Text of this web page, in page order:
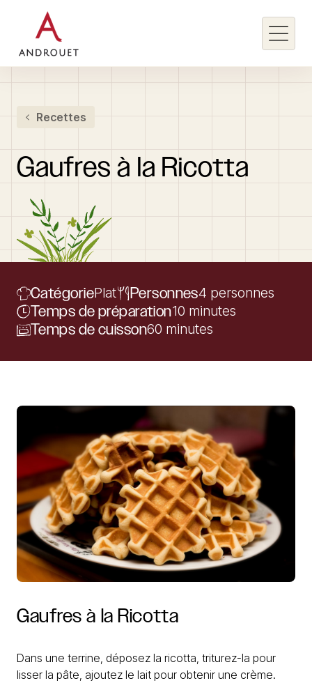
Rechercher un mot clé
Recettes
Gaufres à la Ricotta
CatégoriePlat Personnes4 personnes
Temps de préparation10 minutes
Temps de cuisson60 minutes
Gaufres à la Ricotta
Dans une terrine, déposez la ricotta, triturez-la pour
lisser la pâte, ajoutez le lait pour obtenir une crème.